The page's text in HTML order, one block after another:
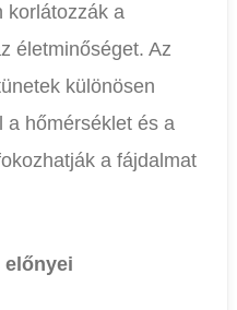
korlátozzák a
életminőséget. Az
különösen
a hőmérséklet és a
a fájdalmat
előnyei